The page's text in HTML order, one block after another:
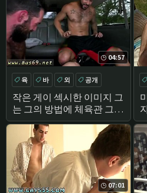
04:57
작은 게이 섹시한 이미지 그
는 그의 방법에 체육관 그리
고 우리는
육 바 외 공개
07:01